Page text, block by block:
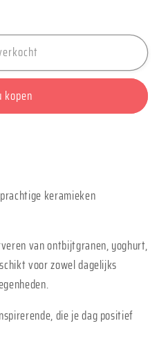
kopen
keramieken
van ontbijtgranen, yoghurt,
voor zowel dagelijks
die je dag positief